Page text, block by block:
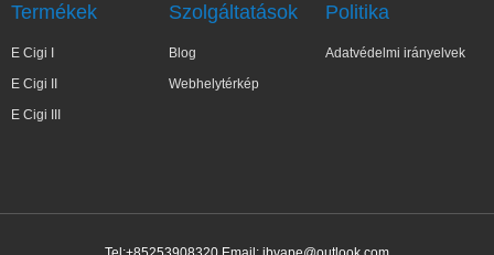
Termékek
E Cigi I
E Cigi II
E Cigi III
Szolgáltatások
Blog
Webhelytérkép
Politika
Adatvédelmi irányelvek